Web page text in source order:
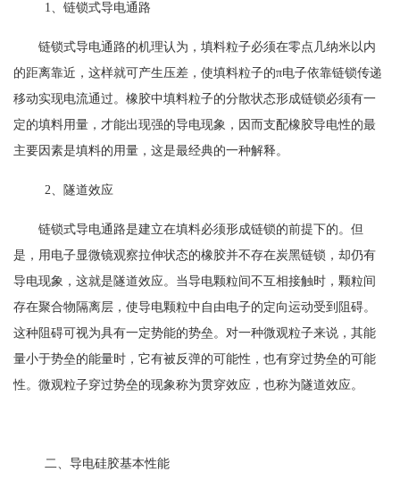
1、链锁式导电通路
链锁式导电通路的机理认为，填料粒子必须在零点几纳米以内
的距离靠近，这样就可产生压差，使填料粒子的π电子依靠链锁传递
移动实现电流通过。橡胶中填料粒子的分散状态形成链锁必须有一
定的填料用量，才能出现强的导电现象，因而支配橡胶导电性的最
主要因素是填料的用量，这是最经典的一种解释。
2、 隧道效应
链锁式导电通路是建立在填料必须形成链锁的前提下的。但
是，用电子显微镜观察拉伸状态的橡胶并不存在炭黑链锁，却仍有
导电现象，这就是隧道效应。当导电颗粒间不互相接触时，颗粒间
存在聚合物隔离层，使导电颗粒中自由电子的定向运动受到阻碍。
这种阻碍可视为具有一定势能的势垒。对一种微观粒子来说，其能
量小于势垒的能量时，它有被反弹的可能性，也有穿过势垒的可能
性。微观粒子穿过势垒的现象称为贯穿效应，也称为隧道效应。
二、导电硅胶基本性能